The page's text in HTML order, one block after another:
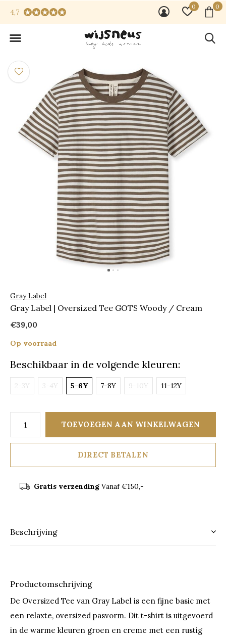
0 0
4,7
Gray Label
Gray Label | Oversized Tee GOTS Woody / Cream
€39,00
Op voorraad
Beschikbaar in de volgende kleuren:
2-3Y 3-4Y 5-6Y 7-8Y 9-10Y 11-12Y
TOEVOEGEN AAN WINKELWAGEN
DIRECT BETALEN
Gratis verzendingVanaf €150,-
Beschrijving
Productomschrijving
De Oversized Tee van Gray Label is een fijne basic met
een relaxte, oversized pasvorm. Dit t-shirt is uitgevoerd
in de warme kleuren groen en creme met een rustig